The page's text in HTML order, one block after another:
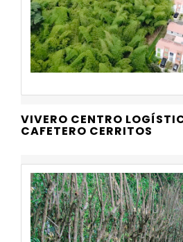
VIVERO CENTRO
CAFETERO CERRITOS